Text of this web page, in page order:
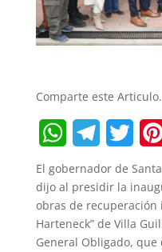
Comparte este
W
h
a
t
e
l
e
w
i
t
i
n
t
El gobernador de
dijo al presidir la
obras de recuperación
Harteneck” de Villa
General Obligado,